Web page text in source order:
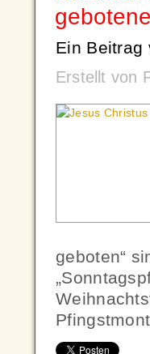
Ein Beitrag
Erstellt von
geboten“